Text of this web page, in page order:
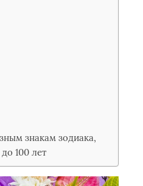
знакам зодиака,
100 лет